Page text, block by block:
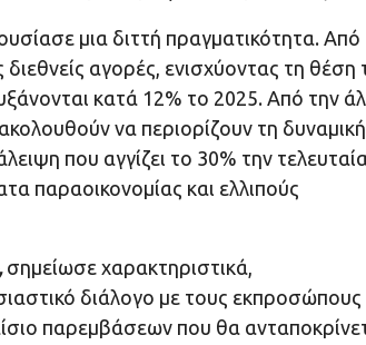
μια διττή πραγματικότητα. Από
αγορές, ενισχύοντας τη θέση
κατά 12% το 2025. Από την
να περιορίζουν τη δυναμική
που αγγίζει το 30% την
παραοικονομίας και ελλιπούς
σημείωσε χαρακτηριστικά,
διάλογο με τους εκπροσώπους
παρεμβάσεων που θα